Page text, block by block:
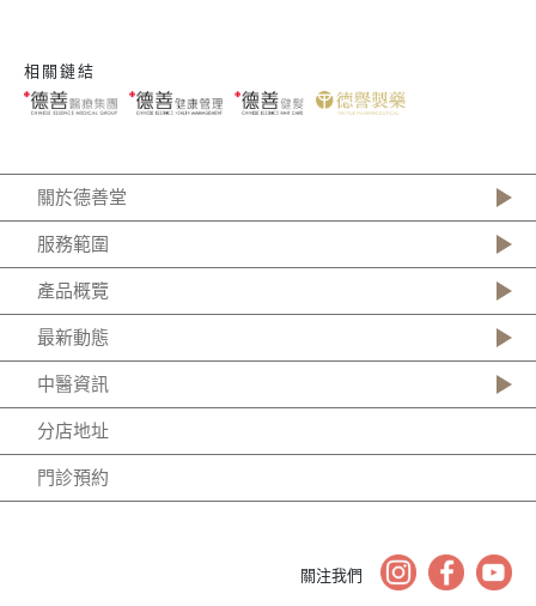
相關鏈結
關於德善堂
服務範圍
產品概覽
最新動態
中醫資訊
分店地址
門診預約
關注我們